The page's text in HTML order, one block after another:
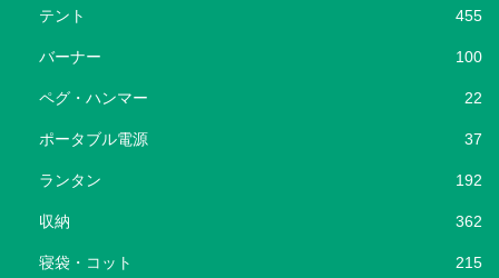
テント 455
バーナー 100
ペグ・ハンマー 22
ポータブル電源 37
ランタン 192
収納 362
寝袋・コット 215